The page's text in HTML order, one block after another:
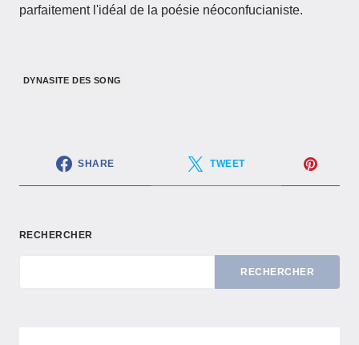
parfaitement l'idéal de la poésie néoconfucianiste.
DYNASITE DES SONG
SHARE TWEET
RECHERCHER
RECHERCHER